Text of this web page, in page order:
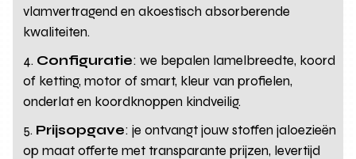
vlamvertragend en akoestisch absorberende
kwaliteiten.
Configuratie: we bepalen lamelbreedte, koord
of ketting, motor of smart, kleur van profielen,
onderlat en koordknoppen kindveilig.
Prijsopgave: je ontvangt jouw stoffen jaloezieën
op maat offerte met transparante prijzen, levertijd